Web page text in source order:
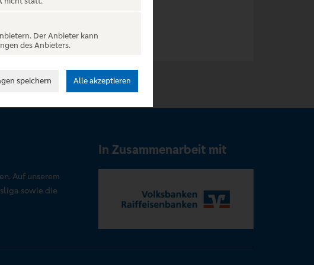
Auf unserem
sowie die
In Zusammenarbeit mit
Der Anbieter kann
des Anbieters.
speichern Alle akzeptieren